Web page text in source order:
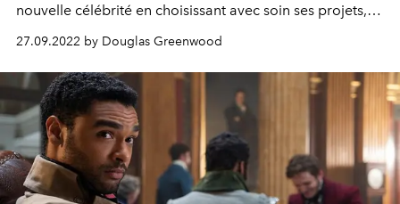
nouvelle célébrité en choisissant avec soin ses projets,
puis en les changeant radicalement.
27.09.2022 by Douglas Greenwood